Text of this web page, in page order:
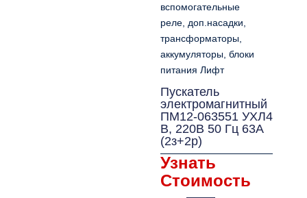
вспомогательные
реле, доп.насадки,
трансформаторы,
аккумуляторы, блоки
питания Лифт
Пускатель
электромагнитный
ПМ12-063551 УХЛ4
В, 220В 50 Гц 63А
(2з+2p)
Узнать
Стоимость